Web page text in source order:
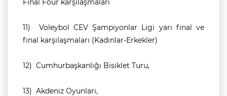
Final Four karşılaşmaları
11) Voleybol CEV Şampiyonlar Ligi yarı final ve
final karşılaşmaları (Kadınlar-Erkekler)
12) Cumhurbaşkanlığı Bisiklet Turu,
13) Akdeniz Oyunları,